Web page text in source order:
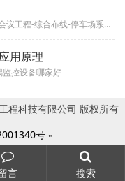
无锡监控-门禁系统安装-IT外包-弱电会议工程-综合布线-停车场系统,led拼接显示屏
用原理
控设备哪家好
程科技有限公司 版权所有
号"
言 搜索